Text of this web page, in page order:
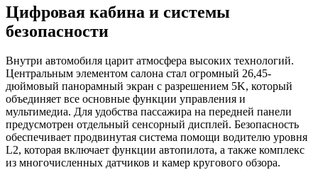
Цифровая кабина и системы
безопасности
Внутри автомобиля царит атмосфера высоких технологий.
Центральным элементом салона стал огромный 26,45-
дюймовый панорамный экран с разрешением 5K, который
объединяет все основные функции управления и
мультимедиа. Для удобства пассажира на передней панели
предусмотрен отдельный сенсорный дисплей. Безопасность
обеспечивает продвинутая система помощи водителю уровня
L2, которая включает функции автопилота, а также комплекс
из многочисленных датчиков и камер кругового обзора.